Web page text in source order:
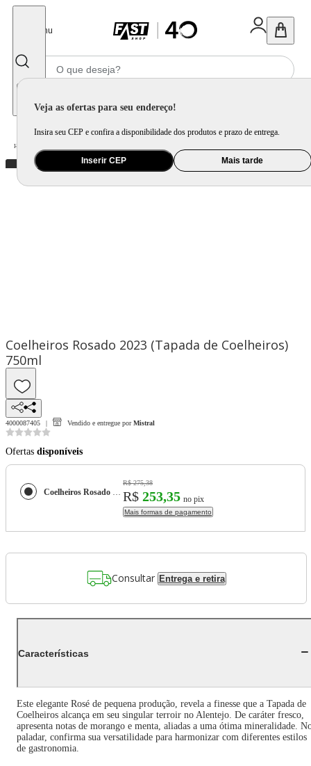
Menu
Veja as ofertas para seu endereço!
Insira seu CEP e confira a disponibilidade dos produtos e prazo de entrega.
Inserir CEP Mais tarde
Home
Coelheiros Rosado 2023 (Tapada de Coelheiros)
750ml
4000087405 Vendido e entregue por Mistral
Ofertas disponíveis
Coelheiros Rosado 2023 (Tapada de Coelheiros) 750ml
R$ 275,38
R$ 253,35 no pix
Mais formas de pagamento
Consultar Entrega e retira
Características
Este elegante Rosé de pequena produção, revela a finesse que a Tapada de
Coelheiros alcança em seu singular terroir no Alentejo. De caráter fresco,
apresenta notas de morango e menta, aliadas a uma ótima mineralidade.
paladar, confirma sua versatilidade para harmonizar com diferentes estilos
de gastronomia.